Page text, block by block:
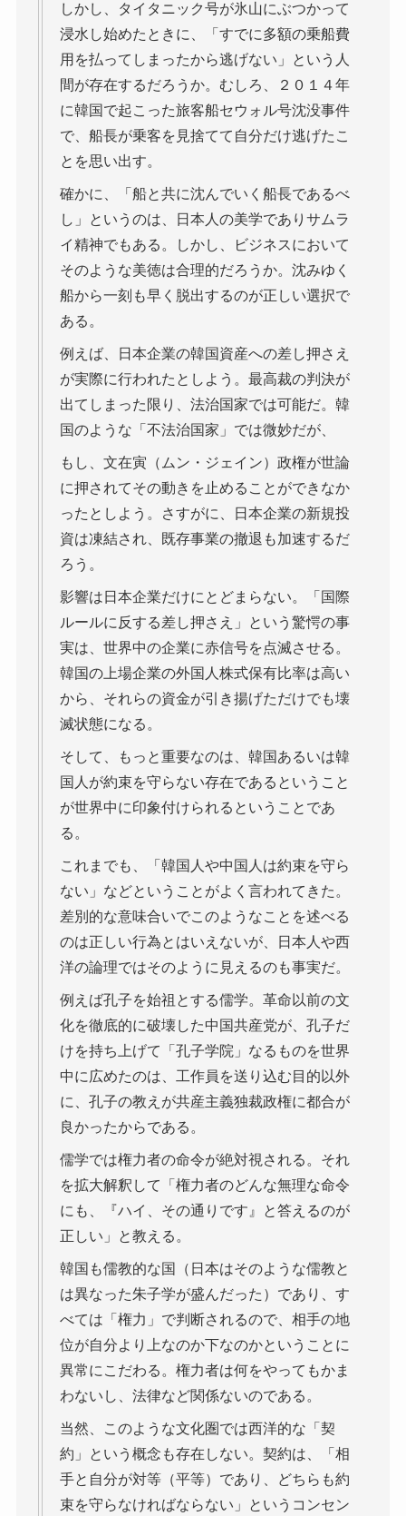
しかし、タイタニック号が氷山にぶつかって
浸水し始めたときに、「すでに多額の乗船費
用を払ってしまったから逃げない」という人
間が存在するだろうか。むしろ、２０１４年
に韓国で起こった旅客船セウォル号沈没事件
で、船長が乗客を見捨てて自分だけ逃げたこ
とを思い出す。
確かに、「船と共に沈んでいく船長であるべ
し」というのは、日本人の美学でありサムラ
イ精神でもある。しかし、ビジネスにおいて
そのような美徳は合理的だろうか。沈みゆく
船から一刻も早く脱出するのが正しい選択で
ある。
例えば、日本企業の韓国資産への差し押さえ
が実際に行われたとしよう。最高裁の判決が
出てしまった限り、法治国家では可能だ。韓
国のような「不法治国家」では微妙だが、
もし、文在寅（ムン・ジェイン）政権が世論
に押されてその動きを止めることができなか
ったとしよう。さすがに、日本企業の新規投
資は凍結され、既存事業の撤退も加速するだ
ろう。
影響は日本企業だけにとどまらない。「国際
ルールに反する差し押さえ」という驚愕の事
実は、世界中の企業に赤信号を点滅させる。
韓国の上場企業の外国人株式保有比率は高い
から、それらの資金が引き揚げただけでも壊
滅状態になる。
そして、もっと重要なのは、韓国あるいは韓
国人が約束を守らない存在であるということ
が世界中に印象付けられるということであ
る。
これまでも、「韓国人や中国人は約束を守ら
ない」などということがよく言われてきた。
差別的な意味合いでこのようなことを述べる
のは正しい行為とはいえないが、日本人や西
洋の論理ではそのように見えるのも事実だ。
例えば孔子を始祖とする儒学。革命以前の文
化を徹底的に破壊した中国共産党が、孔子だ
けを持ち上げて「孔子学院」なるものを世界
中に広めたのは、工作員を送り込む目的以外
に、孔子の教えが共産主義独裁政権に都合が
良かったからである。
儒学では権力者の命令が絶対視される。それ
を拡大解釈して「権力者のどんな無理な命令
にも、『ハイ、その通りです』と答えるのが
正しい」と教える。
韓国も儒教的な国（日本はそのような儒教と
は異なった朱子学が盛んだった）であり、す
べては「権力」で判断されるので、相手の地
位が自分より上なのか下なのかということに
異常にこだわる。権力者は何をやってもかま
わないし、法律など関係ないのである。
当然、このような文化圏では西洋的な「契
約」という概念も存在しない。契約は、「相
手と自分が対等（平等）であり、どちらも約
束を守らなければならない」というコンセン